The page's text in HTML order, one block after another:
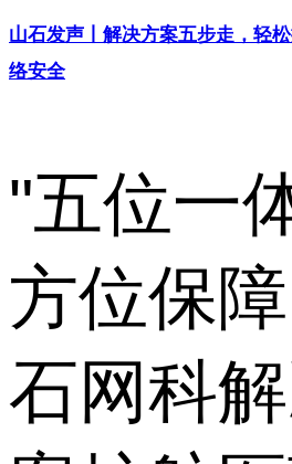
山石发声丨解决方案五步走，轻
络安全
"五位一
方位保
石网科